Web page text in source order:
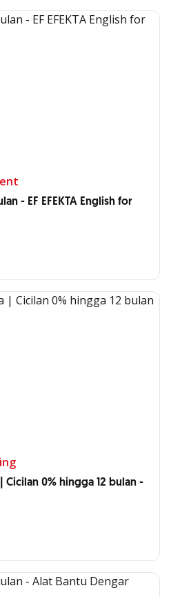
- EF EFEKTA English for
Cicilan 0% hingga 12 bulan -